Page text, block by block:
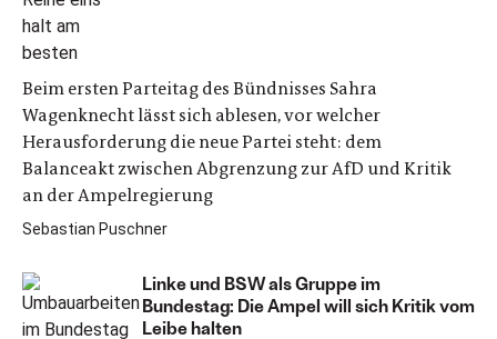
Beim ersten Parteitag des Bündnisses Sahra
Wagenknecht lässt sich ablesen, vor welcher
Herausforderung die neue Partei steht: dem
Balanceakt zwischen Abgrenzung zur AfD und Kritik
an der Ampelregierung
Sebastian Puschner
Linke und BSW als Gruppe im
Bundestag: Die Ampel will sich Kritik vom
Leibe halten